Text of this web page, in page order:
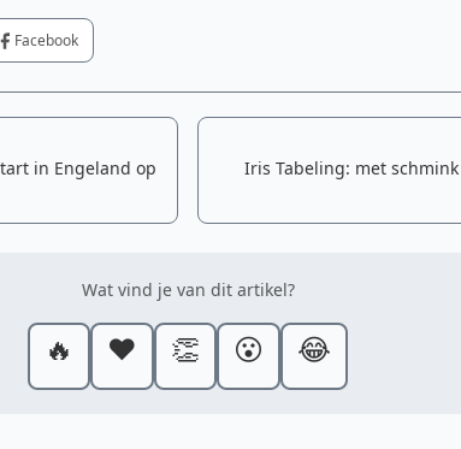
Facebook
in Engeland op
Iris Tabeling: met
Wat vind je van dit artikel?
🔥 ❤️ 👏 😮 😂